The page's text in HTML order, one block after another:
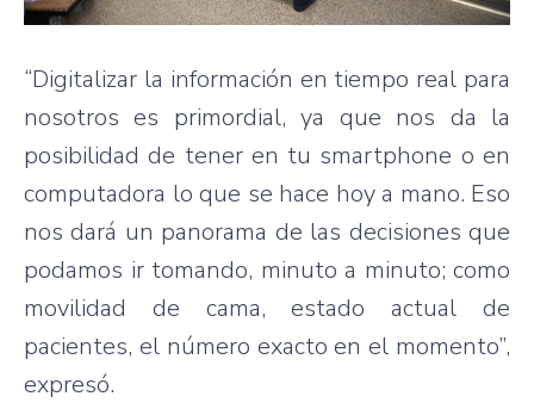
“Digitalizar la información en tiempo real para
nosotros es primordial, ya que nos da la
posibilidad de tener en tu smartphone o en
computadora lo que se hace hoy a mano. Eso
nos dará un panorama de las decisiones que
podamos ir tomando, minuto a minuto; como
movilidad de cama, estado actual de
pacientes, el número exacto en el momento”,
expresó.